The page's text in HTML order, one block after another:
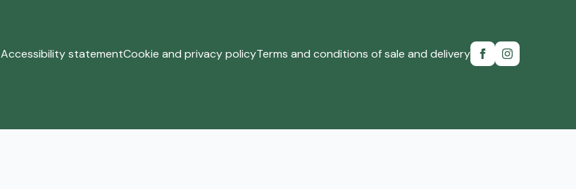
Accessibility statementCookie and privacy policyTerms and conditions of sale and delivery